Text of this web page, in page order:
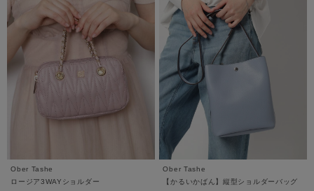
Ober Tashe
ロージア3WAYショルダー
Ober Tashe
【かるいかばん】縦型ショルダーバッグ